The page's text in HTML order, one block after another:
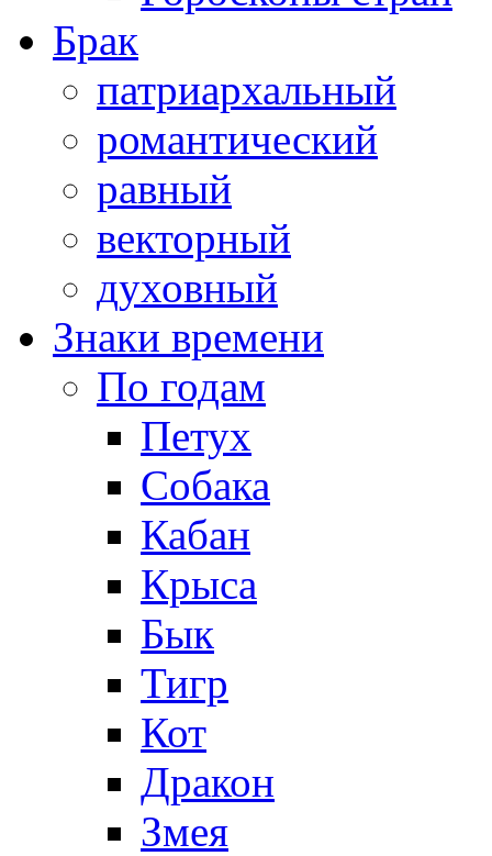
Брак
патриархальный
романтический
равный
векторный
духовный
Знаки времени
По годам
Петух
Собака
Кабан
Крыса
Бык
Тигр
Кот
Дракон
Змея